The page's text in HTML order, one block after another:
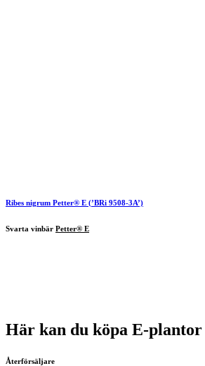
Ribes nigrum Petter® E (’BRi 9508-3A’)
Svarta vinbär Petter® E
Här kan du köpa E-plantor
Återförsäljare